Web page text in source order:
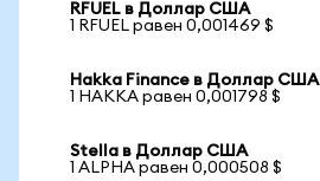
RFUEL в Доллар США
1 RFUEL равен 0,001469 $
Hakka Finance в Доллар США
1 HAKKA равен 0,001798 $
Stella в Доллар США
1 ALPHA равен 0,000508 $